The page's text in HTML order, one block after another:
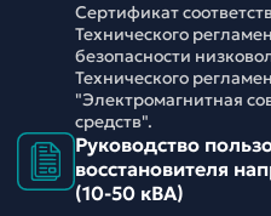
Сертификат
Технического
безопасности
Технического
"Электромагнитная
средств".
Руководство
восстановителя
(10-50 кВА)